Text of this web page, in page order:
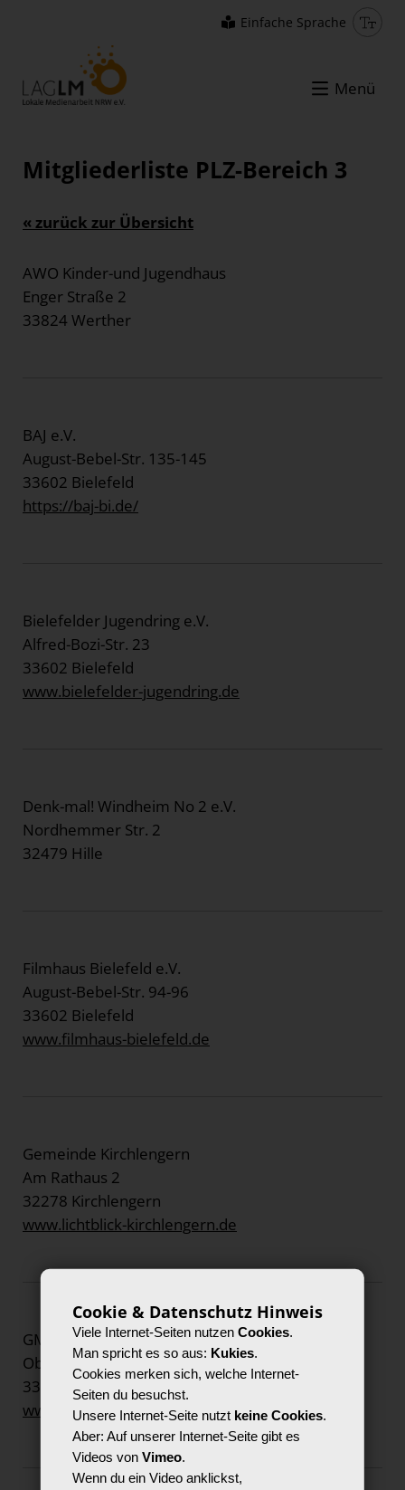
Einfache Sprache
Menü
Mitgliederliste PLZ-Bereich 3
« zurück zur Übersicht
AWO Kinder-und Jugendhaus
Enger Straße 2
33824 Werther
BAJ e.V.
August-Bebel-Str. 135-145
33602 Bielefeld
https://baj-bi.de/
Bielefelder Jugendring e.V.
Alfred-Bozi-Str. 23
33602 Bielefeld
www.bielefelder-jugendring.de
Denk-mal! Windheim No 2 e.V.
Nordhemmer Str. 2
32479 Hille
Filmhaus Bielefeld e.V.
August-Bebel-Str. 94-96
33602 Bielefeld
www.filmhaus-bielefeld.de
Gemeinde Kirchlengern
Am Rathaus 2
32278 Kirchlengern
www.lichtblick-kirchlengern.de
GMK
Obernstr. 24 A
33602 Bielefeld
www.gmk-net.de
Cookie & Datenschutz Hinweis
Viele Internet-Seiten nutzen Cookies.
Man spricht es so aus: Kukies.
Cookies merken sich, welche Internet-
Seiten du besuchst.
Unsere Internet-Seite nutzt keine Cookies.
Aber: Auf unserer Internet-Seite gibt es
Videos von Vimeo.
Wenn du ein Video anklickst,